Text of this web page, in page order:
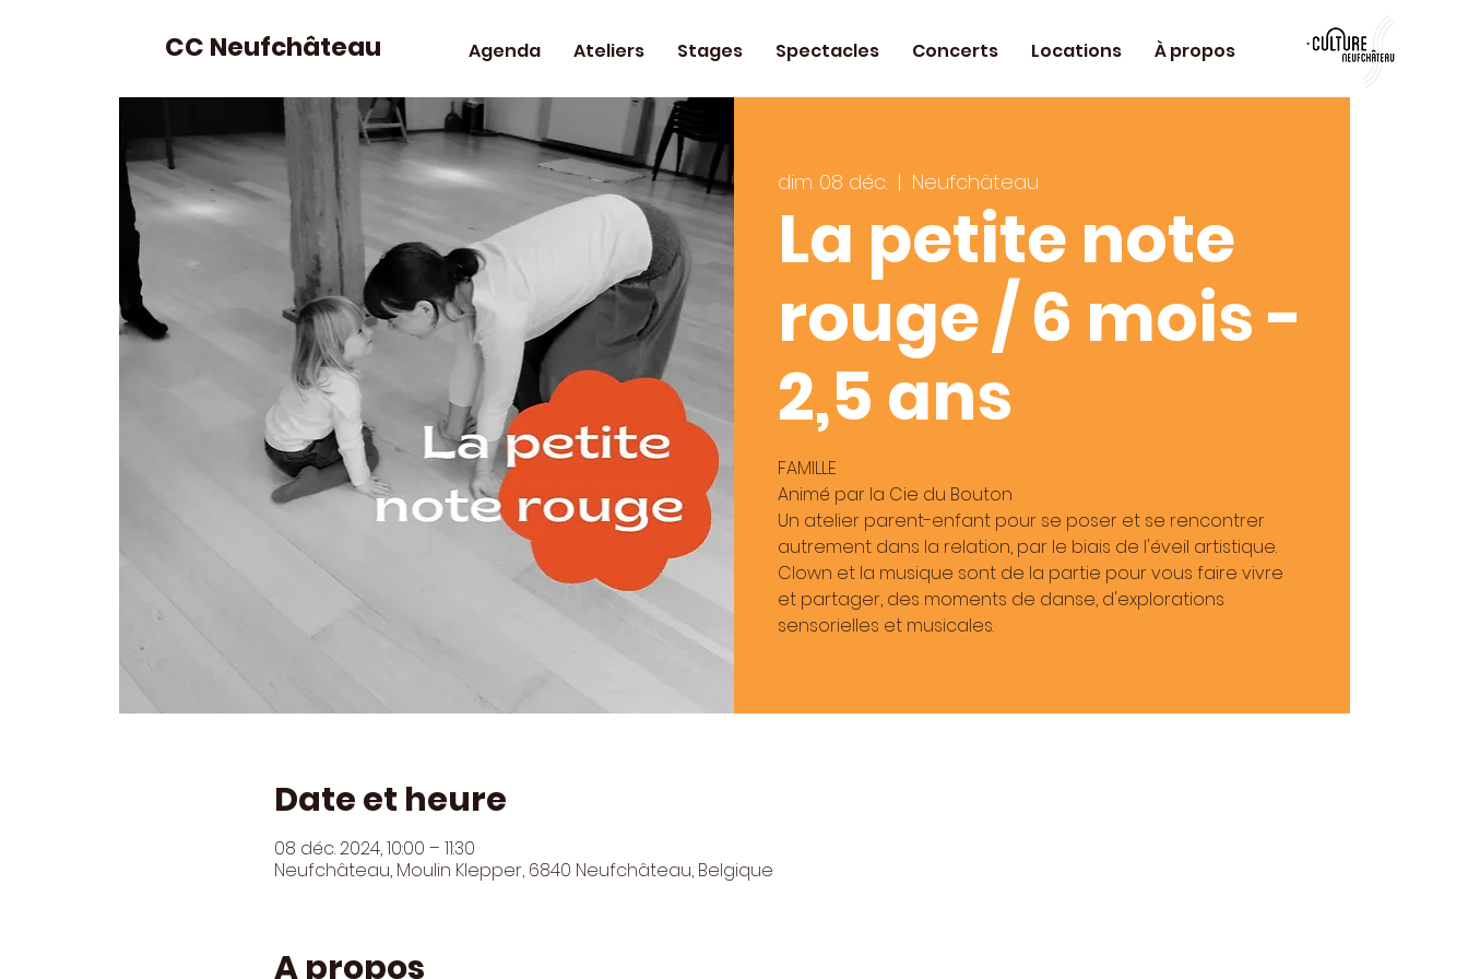
CC Neufchâteau Agenda Ateliers Stages Spectacles Concerts Locations À propos
dim. 08 déc.
  |
Neufchâteau
La petite note
rouge / 6 mois -
2,5 ans
FAMILLE
Animé par la Cie du Bouton
Un atelier parent-enfant pour se poser et se rencontrer
autrement dans la relation, par le biais de l'éveil artistique.
Clown et la musique sont de la partie pour vous faire vivre
et partager, des moments de danse, d'explorations
sensorielles et musicales.
Date et heure
08 déc. 2024, 10:00 – 11:30
Neufchâteau, Moulin Klepper, 6840 Neufchâteau, Belgique
A propos